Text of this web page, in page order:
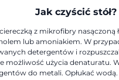
Jak czyścić stół?
z mikrofibry
lub amoniakiem. W
detergentów i
możliwość użycia denaturatu.
do metali. Opłukać wodą.